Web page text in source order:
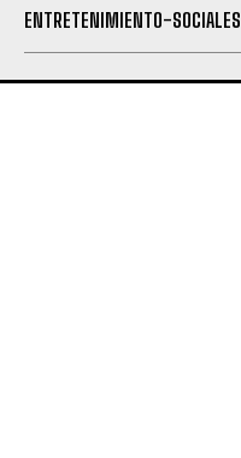
ENTRETENIMIENTO-SOCIALES